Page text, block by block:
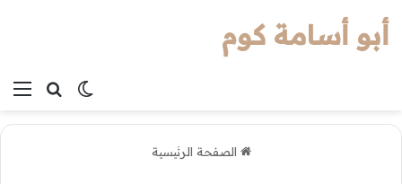
بحثالوضع
أبو أسامة كوم
الصفحة الرئيسية